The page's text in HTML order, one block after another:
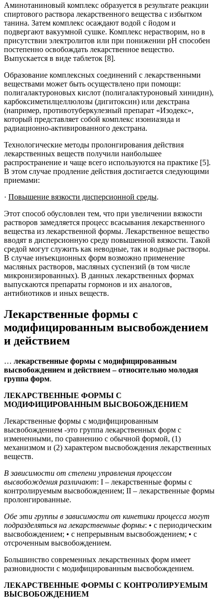
Аминотаниновый комплекс образуется в результате реакции
спиртового раствора лекарственного вещества с избытком
танина. Затем комплекс осаждают водой с йодом и
подвергают вакуумной сушке. Комплекс нерастворим, но в
присутствии электролитов или при понижении рН способен
постепенно освобождать лекарственное вещество.
Выпускается в виде таблеток [8].
Образование комплексных соединений с лекарственными
веществами может быть осуществлено при помощи:
полигалактуроновых кислот (полигалактуроновый хинидин),
карбоксиметилцеллюлозы (дигитоксин) или декстрана
(например, противотуберкулезный препарат «Изодекс»,
который представляет собой комплекс изониазида и
радиационно-активированного декстрана.
Технологические методы пролонгирования действия
лекарственных веществ получили наибольшее
распространение и чаще всего используются на практике [5].
В этом случае продление действия достигается следующими
приемами:
· Повышение вязкости дисперсионной среды.
Этот способ обусловлен тем, что при увеличении вязкости
растворов замедляется процесс всасывания лекарственного
вещества из лекарственной формы. Лекарственное вещество
вводят в дисперсионную среду повышенной вязкости. Такой
средой могут служить как неводные, так и водные растворы.
В случае инъекционных форм возможно применение
масляных растворов, масляных суспензий (в том числе
микронизированных). В данных лекарственных формах
выпускаются препараты гормонов и их аналогов,
антибиотиков и иных веществ.
Лекарственные формы с
модифицированным высвобождением
и действием
… лекарственные формы с модифицированным
высвобождением и действием – относительно молодая
группа форм.
ЛЕКАРСТВЕННЫЕ ФОРМЫ С
МОДИФИЦИРОВАННЫМ ВЫСВОБОЖДЕНИЕМ
Лекарственные формы с модифицированным
высвобождением -это группа лекарственных форм с
измененными, по сравнению с обычной формой, (1)
механизмом и (2) характером высвобождения лекарственных
веществ.
В зависимости от степени управления процессом
высвобождения различают: I – лекарственные формы с
контролируемым высвобождением; II – лекарственные формы
пролонгированные.
Обе эти группы в зависимости от кинетики процесса могут
подразделяться на лекарственные формы: • с периодическим
высвобождением; • с непрерывным высвобождением; • с
отсроченным высвобождением.
Большинство современных лекарственных форм имеет
разновидности с модифицированным высвобождением.
ЛЕКАРСТВЕННЫЕ ФОРМЫ С КОНТРОЛИРУЕМЫМ
ВЫСВОБОЖДЕНИЕМ